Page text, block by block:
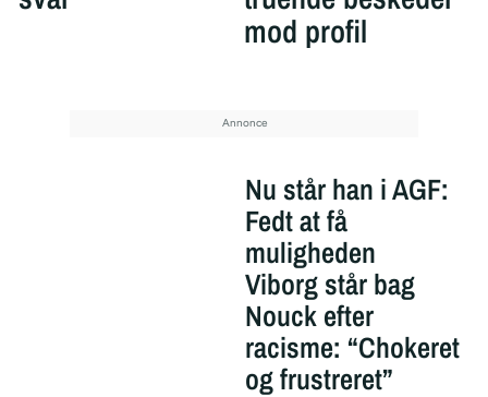
mod profil
Nu står han i AGF:
Fedt at få
muligheden
Viborg står bag
Nouck efter
racisme: “Chokeret
og frustreret”